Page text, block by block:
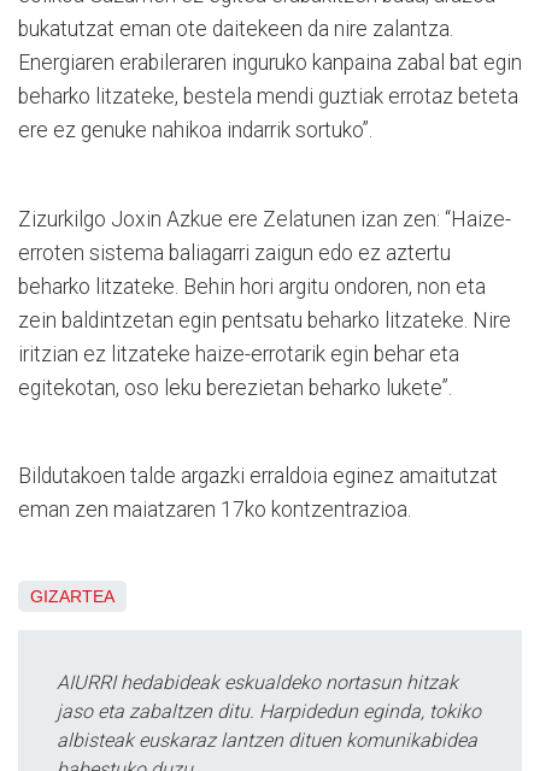
bukatutzat eman ote daitekeen da nire zalantza.
Energiaren erabileraren inguruko kanpaina zabal bat egin
beharko litzateke, bestela mendi guztiak errotaz beteta
ere ez genuke nahikoa indarrik sortuko”.
Zizurkilgo Joxin Azkue ere Zelatunen izan zen: “Haize-
erroten sistema baliagarri zaigun edo ez aztertu
beharko litzateke. Behin hori argitu ondoren, non eta
zein baldintzetan egin pentsatu beharko litzateke. Nire
iritzian ez litzateke haize-errotarik egin behar eta
egitekotan, oso leku berezietan beharko lukete”.
Bildutakoen talde argazki erraldoia eginez amaitutzat
eman zen maiatzaren 17ko kontzentrazioa.
GIZARTEA
AIURRI hedabideak eskualdeko nortasun hitzak
jaso eta zabaltzen ditu. Harpidedun eginda, tokiko
albisteak euskaraz lantzen dituen komunikabidea